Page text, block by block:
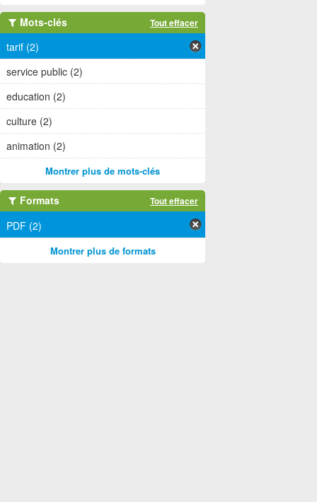
Mots-clés Tout effacer
tarif (2)
service public (2)
education (2)
culture (2)
animation (2)
Montrer plus de mots-clés
Formats Tout effacer
PDF (2)
Montrer plus de formats